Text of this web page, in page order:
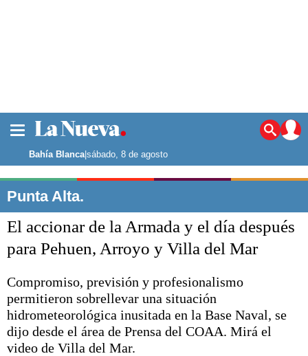
Noticias
La ciudad
Punta Alta
El mundo
Seguridad
Opinión
Deportes
Escenario Olímpico
Liga del Sur
Básquetbol
Fútbol
Bahía Blanca|sábado, 8 de agosto
Punta Alta.
El accionar de la Armada y el día después
para Pehuen, Arroyo y Villa del Mar
Compromiso, previsión y profesionalismo
permitieron sobrellevar una situación
hidrometeorológica inusitada en la Base Naval, se
dijo desde el área de Prensa del COAA. Mirá el
video de Villa del Mar.